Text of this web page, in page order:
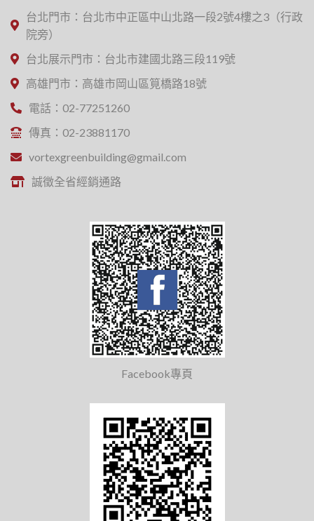
台北門市：台北市中正區中山北路一段2號4樓之3（行政
院旁）
台北展示門市：台北市建國北路三段119號
高雄門市：高雄市岡山區筧橋路18號
電話：02-77251260
傳真：02-23881170
vortexgreenbuilding@gmail.com
誠徵全省經銷通路
Facebook專頁